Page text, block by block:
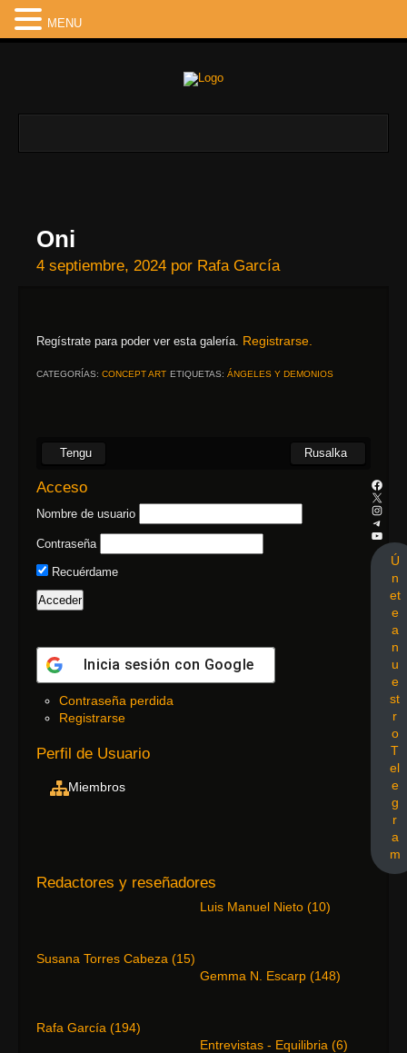
Oni
4 septiembre, 2024 por Rafa García
Regístrate para poder ver esta galería. Registrarse.
CATEGORÍAS: CONCEPT ART ETIQUETAS: ÁNGELES Y DEMONIOS
Tengu Rusalka
Acceso
Nombre de usuario
Contraseña
Recuérdame
Inicia sesión con Google
Contraseña perdida
Registrarse
Perfil de Usuario
Miembros
Ú
n
et
e
a
n
u
e
st
r
o
T
el
e
g
r
a
m
Redactores y reseñadores
Luis Manuel Nieto (10)
Susana Torres Cabeza (15)
Gemma N. Escarp (148)
Rafa García (194)
Entrevistas - Equilibria (6)
MENU